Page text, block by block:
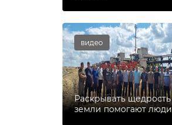
видео
Раскрывать щедрость
земли помогают люди